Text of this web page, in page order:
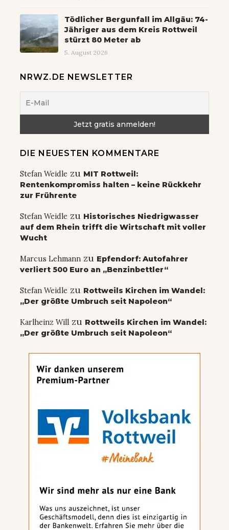
Tödlicher Bergunfall im Allgäu: 74-
Jähriger aus dem Kreis Rottweil
stürzt 80 Meter ab
5. August 2026
NRWZ.DE NEWSLETTER
DIE NEUESTEN KOMMENTARE
Stefan Weidle zu MIT Rottweil:
Rentenkompromiss halten – keine Rückkehr
zur Frührente
Stefan Weidle zu Historisches Niedrigwasser
auf dem Rhein trifft die Wirtschaft mit voller
Wucht
Marcus Lehmann zu Epfendorf: Autofahrer
verliert 500 Euro an „Benzinbettler“
Stefan Weidle zu Rottweils Kirchen im Wandel:
„Der größte Umbruch seit Napoleon“
Karlheinz Will zu Rottweils Kirchen im Wandel:
„Der größte Umbruch seit Napoleon“